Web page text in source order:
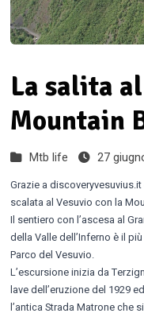
La salita
Mountain
Mtb life 27
Grazie a
scalata al Vesuvio con la
Il sentiero con l’ascesa al
della Valle dell’Inferno è il
Parco del Vesuvio.
L’escursione inizia da
lave dell’eruzione del 1929
l’antica Strada Matrone che